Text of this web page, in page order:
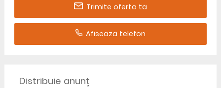
Trimite oferta ta
Afiseaza telefon
Distribuie anunț